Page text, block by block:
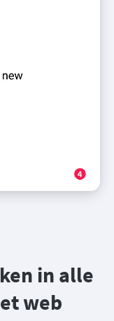
in alle
web